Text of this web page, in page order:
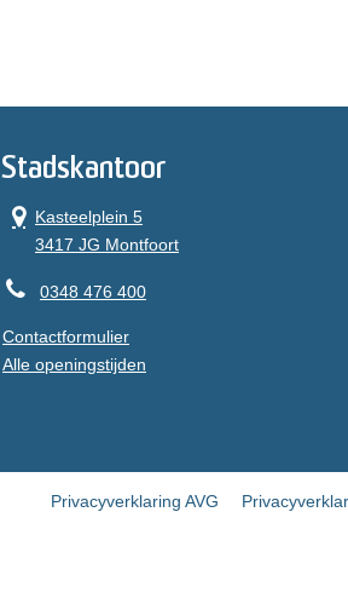
Stadskantoor
Kasteelplein 5
3417 JG Montfoort
0348 476 400
Contactformulier
Alle openingstijden
Privacyverklaring AVG